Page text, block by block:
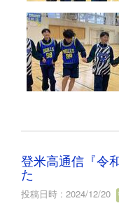
登米高通信『令
た
投稿日時 : 2024/12/20